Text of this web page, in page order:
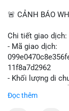
🚨 CẢNH BÁO
Chi tiết giao dịch:
- Mã giao dịch:
11f8a7d2962
- Khối lượng di
USD)
Đọc thêm